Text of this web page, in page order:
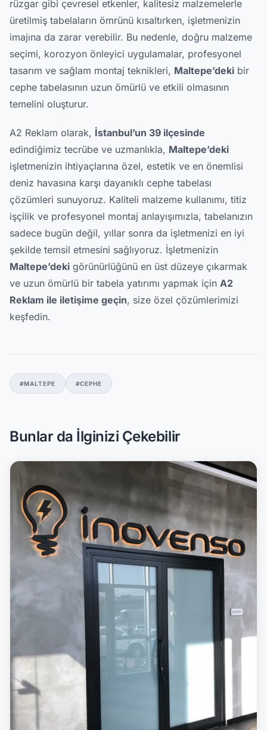
rüzgar gibi çevresel etkenler, kalitesiz malzemelerle
üretilmiş tabelaların ömrünü kısaltırken, işletmenizin
imajına da zarar verebilir. Bu nedenle, doğru malzeme
seçimi, korozyon önleyici uygulamalar, profesyonel
tasarım ve sağlam montaj teknikleri, Maltepe’deki bir
cephe tabelasının uzun ömürlü ve etkili olmasının
temelini oluşturur.
A2 Reklam olarak, İstanbul’un 39 ilçesinde
edindiğimiz tecrübe ve uzmanlıkla, Maltepe’deki
işletmenizin ihtiyaçlarına özel, estetik ve en önemlisi
deniz havasına karşı dayanıklı cephe tabelası
çözümleri sunuyoruz. Kaliteli malzeme kullanımı, titiz
işçilik ve profesyonel montaj anlayışımızla, tabelanızın
sadece bugün değil, yıllar sonra da işletmenizi en iyi
şekilde temsil etmesini sağlıyoruz. İşletmenizin
Maltepe’deki görünürlüğünü en üst düzeye çıkarmak
ve uzun ömürlü bir tabela yatırımı yapmak için A2
Reklam ile iletişime geçin, size özel çözümlerimizi
keşfedin.
#MALTEPE #CEPHE
Bunlar da İlginizi Çekebilir